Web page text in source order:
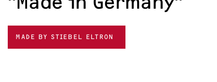
MADE BY STIEBEL ELTRON